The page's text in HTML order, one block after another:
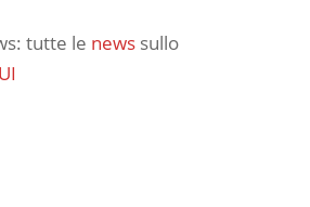
tutte le news sullo